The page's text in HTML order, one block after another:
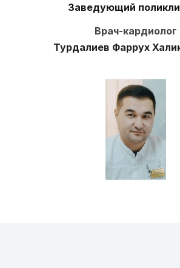
Заведующий
Врач-кардиолог
Турдалиев Фаррух